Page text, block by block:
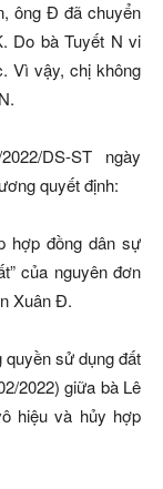
ông Đ đã chuyển
Do bà Tuyết N vi
Vì vậy, chị không
DS-ST ngày
quyết định:
hợp đồng dân sự
của nguyên đơn
Xuân Đ.
sử dụng đất
2022) giữa bà Lê
hiệu và hủy hợp